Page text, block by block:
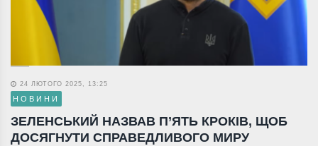
24 ЛЮТОГО 2025, 13:25
НОВИНИ
ЗЕЛЕНСЬКИЙ НАЗВАВ П’ЯТЬ КРОКІВ, ЩОБ
ДОСЯГНУТИ СПРАВЕДЛИВОГО МИРУ